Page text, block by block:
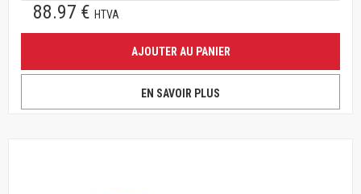
88.97 € HTVA
AJOUTER AU PANIER
EN SAVOIR PLUS